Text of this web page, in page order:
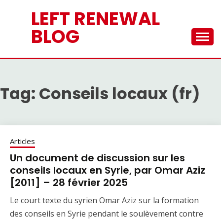
LEFT RENEWAL
BLOG
Tag: Conseils locaux (fr)
Articles
Un document de discussion sur les
conseils locaux en Syrie, par Omar Aziz
[2011] – 28 février 2025
Le court texte du syrien Omar Aziz sur la formation
des conseils en Syrie pendant le soulèvement contre